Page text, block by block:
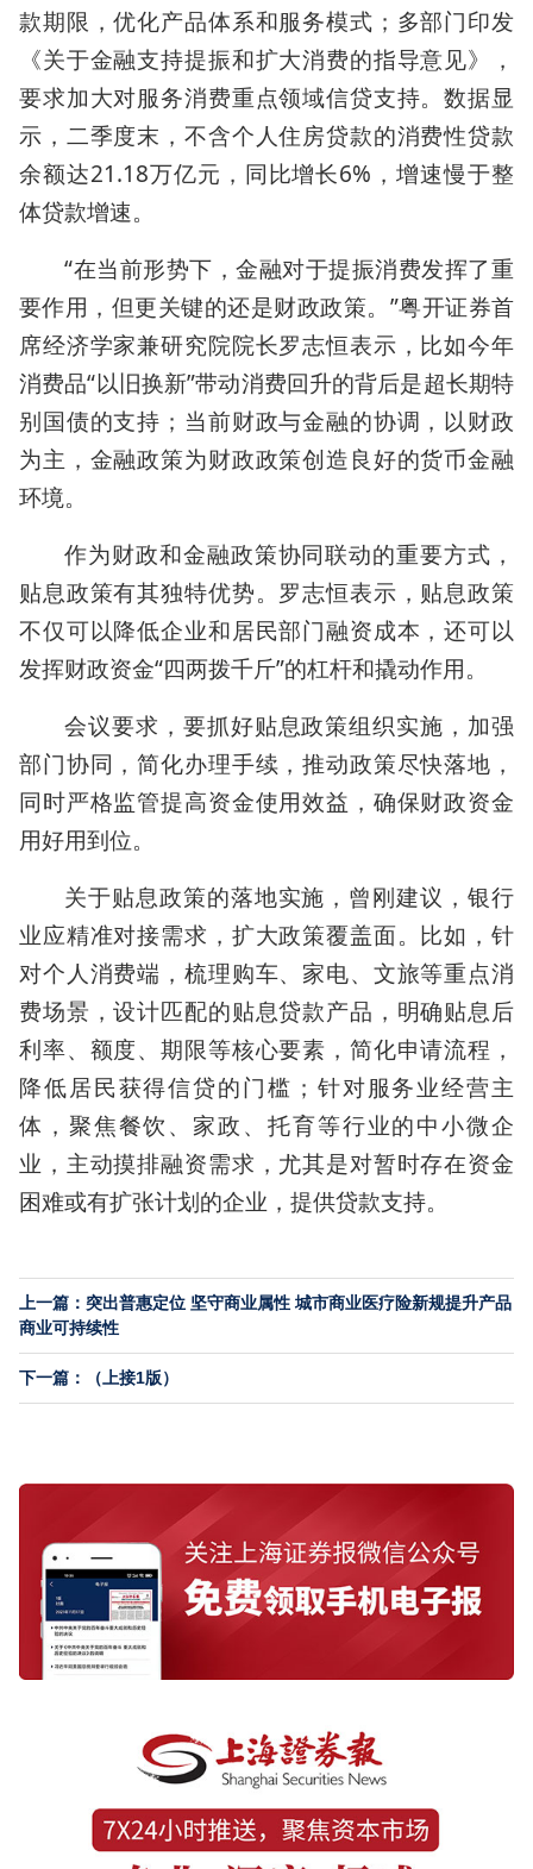
款期限，优化产品体系和服务模式；多部门印发
《关于金融支持提振和扩大消费的指导意见》，
要求加大对服务消费重点领域信贷支持。数据显
示，二季度末，不含个人住房贷款的消费性贷款
余额达21.18万亿元，同比增长6%，增速慢于整
体贷款增速。
“在当前形势下，金融对于提振消费发挥了重
要作用，但更关键的还是财政政策。”粤开证券首
席经济学家兼研究院院长罗志恒表示，比如今年
消费品“以旧换新”带动消费回升的背后是超长期特
别国债的支持；当前财政与金融的协调，以财政
为主，金融政策为财政政策创造良好的货币金融
环境。
作为财政和金融政策协同联动的重要方式，
贴息政策有其独特优势。罗志恒表示，贴息政策
不仅可以降低企业和居民部门融资成本，还可以
发挥财政资金“四两拨千斤”的杠杆和撬动作用。
会议要求，要抓好贴息政策组织实施，加强
部门协同，简化办理手续，推动政策尽快落地，
同时严格监管提高资金使用效益，确保财政资金
用好用到位。
关于贴息政策的落地实施，曾刚建议，银行
业应精准对接需求，扩大政策覆盖面。比如，针
对个人消费端，梳理购车、家电、文旅等重点消
费场景，设计匹配的贴息贷款产品，明确贴息后
利率、额度、期限等核心要素，简化申请流程，
降低居民获得信贷的门槛；针对服务业经营主
体，聚焦餐饮、家政、托育等行业的中小微企
业，主动摸排融资需求，尤其是对暂时存在资金
困难或有扩张计划的企业，提供贷款支持。
上一篇：突出普惠定位 坚守商业属性 城市商业医疗险新规提升产品
商业可持续性
下一篇：（上接1版）